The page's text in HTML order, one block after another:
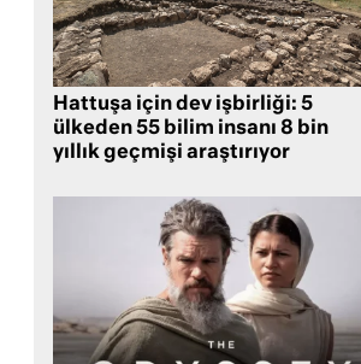
Hattuşa için dev işbirliği: 5
ülkeden 55 bilim insanı 8 bin
yıllık geçmişi araştırıyor